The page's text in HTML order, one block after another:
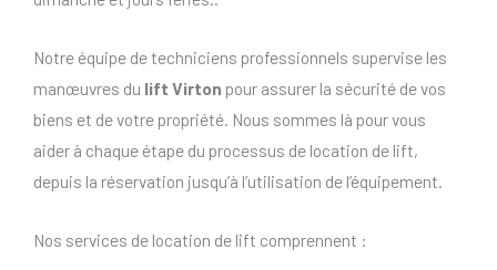
Notre équipe de techniciens professionnels supervise les
manœuvres du lift Virton pour assurer la sécurité de vos
biens et de votre propriété. Nous sommes là pour vous
aider à chaque étape du processus de location de lift,
depuis la réservation jusqu’à l’utilisation de l’équipement.
Nos services de location de lift comprennent :